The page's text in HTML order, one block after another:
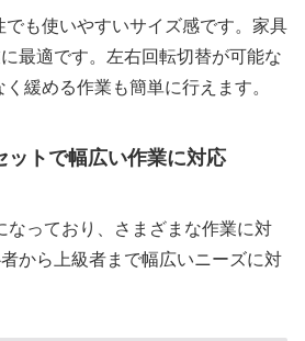
も使いやすいサイズ感です。家具
最適です。左右回転切替が可能な
緩める作業も簡単に行えます。
ットで幅広い作業に対応
なっており、さまざまな作業に対
から上級者まで幅広いニーズに対